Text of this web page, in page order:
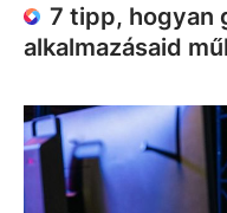
7 tipp, hogyan
alkalmazásaid